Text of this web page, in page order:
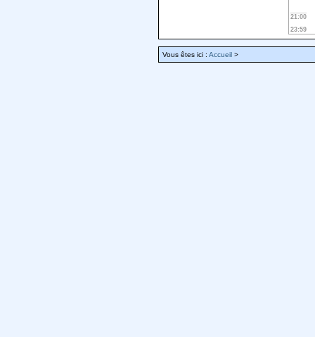
21:00
23:59
Vous êtes ici : Accueil >